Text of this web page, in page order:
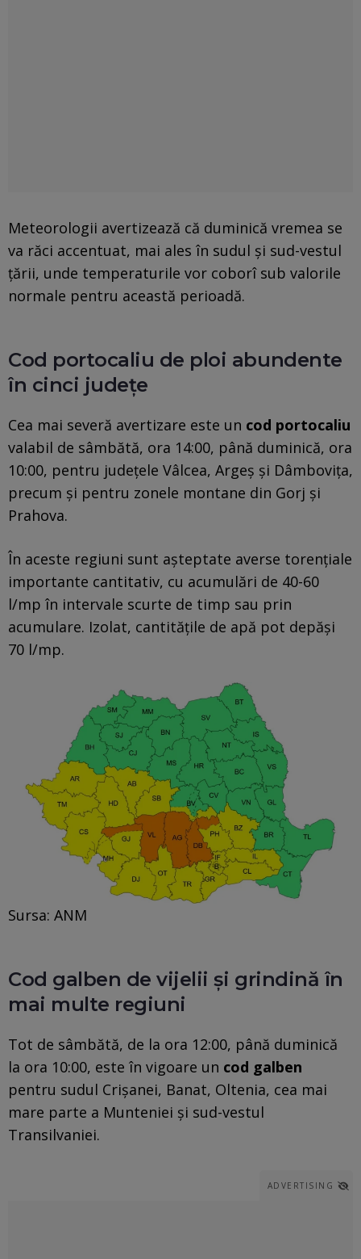
Meteorologii avertizează că duminică vremea se
va răci accentuat, mai ales în sudul și sud-vestul
țării, unde temperaturile vor coborî sub valorile
normale pentru această perioadă.
Cod portocaliu de ploi abundente
în cinci județe
Cea mai severă avertizare este un cod portocaliu
valabil de sâmbătă, ora 14:00, până duminică, ora
10:00, pentru județele Vâlcea, Argeș și Dâmbovița,
precum și pentru zonele montane din Gorj și
Prahova.
În aceste regiuni sunt așteptate averse torențiale
importante cantitativ, cu acumulări de 40-60
l/mp în intervale scurte de timp sau prin
acumulare. Izolat, cantitățile de apă pot depăși
70 l/mp.
Sursa: ANM
Cod galben de vijelii și grindină în
mai multe regiuni
Tot de sâmbătă, de la ora 12:00, până duminică
la ora 10:00, este în vigoare un cod galben
pentru sudul Crișanei, Banat, Oltenia, cea mai
mare parte a Munteniei și sud-vestul
Transilvaniei.
ADVERTISING